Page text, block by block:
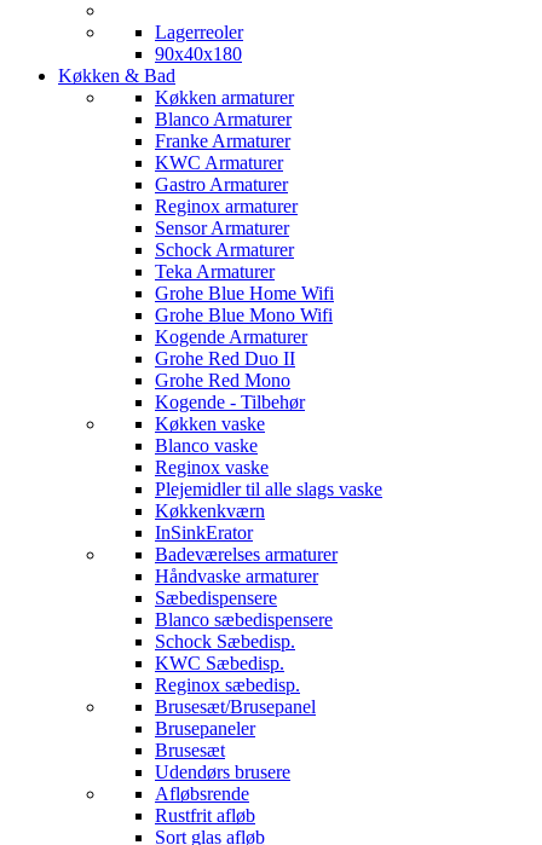
Lagerreoler
90x40x180
Køkken & Bad
Køkken armaturer
Blanco Armaturer
Franke Armaturer
KWC Armaturer
Gastro Armaturer
Reginox armaturer
Sensor Armaturer
Schock Armaturer
Teka Armaturer
Grohe Blue Home Wifi
Grohe Blue Mono Wifi
Kogende Armaturer
Grohe Red Duo II
Grohe Red Mono
Kogende - Tilbehør
Køkken vaske
Blanco vaske
Reginox vaske
Plejemidler til alle slags vaske
Køkkenkværn
InSinkErator
Badeværelses armaturer
Håndvaske armaturer
Sæbedispensere
Blanco sæbedispensere
Schock Sæbedisp.
KWC Sæbedisp.
Reginox sæbedisp.
Brusesæt/Brusepanel
Brusepaneler
Brusesæt
Udendørs brusere
Afløbsrende
Rustfrit afløb
Sort glas afløb